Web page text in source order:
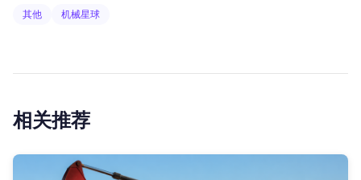
其他 机械星球
相关推荐